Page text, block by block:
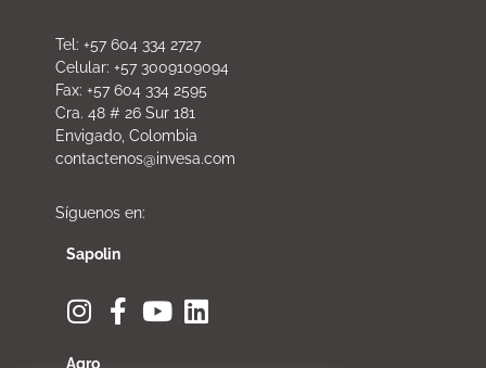
Tel: +57 604 334 2727
Celular: +57 3009109094
Fax: +57 604 334 2595
Cra. 48 # 26 Sur 181
Envigado, Colombia
contactenos@invesa.com
Síguenos en:
Sapolin
Agro